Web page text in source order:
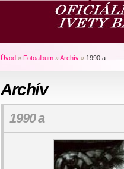
Úvod » Fotoalbum »Archív » 1990 a
Archív
1990 a